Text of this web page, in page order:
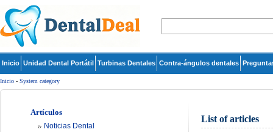
Inicio Unidad Dental Portátil Turbinas Dentales Contra-ángulos dentales
Inicio - System category
Artículos
Noticias Dental
List of articles